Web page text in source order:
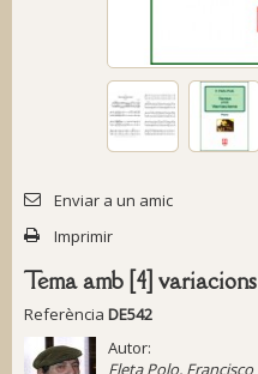
Enviar a un amic
Imprimir
Tema amb [4] variacions
Referència DE542
Autor:
Fleta Polo, Francisco